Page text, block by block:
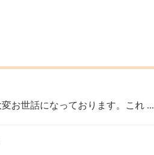
お世話になっております。これ ...